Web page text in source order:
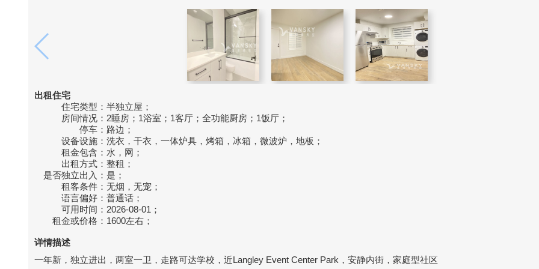
出租住宅
住宅类型： 半独立屋；
房间情况： 2睡房；1浴室；1客厅；全功能厨房；1饭厅；
停车： 路边；
设备设施： 洗衣，干衣，一体炉具，烤箱，冰箱，微波炉，地板；
租金包含： 水，网；
出租方式： 整租；
是否独立出入： 是；
租客条件： 无烟，无宠；
语言偏好： 普通话；
可用时间： 2026-08-01；
租金或价格： 1600左右；
详情描述
一年新，独立进出，两室一卫，走路可达学校，近Langley Event Center Park，安静内街，家庭型社区